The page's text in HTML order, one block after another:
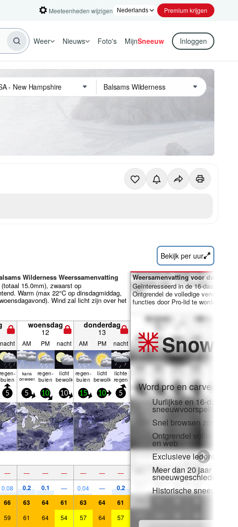
Meeteenheden wijzigen Premium krijgen
Weer Nieuws Foto's MijnSneeuw Inloggen
Bekijk per uur
Wilderness Weerssamenvatting
15.0mm), zwaarst op
Warm (max 22°C op dinsdagmiddag,
Wind zal licht zijn over het
woensdag
12
donderdag
13
nacht AM PM nacht AM PM nacht
regen­
buien
kans
onweer
regen­
buien
licht
bewolkt
regen­
buien
licht
bewolkt
lichte
regen
5 5 10 10 15 10 5
— — — — — — —
0.08 0.2 0.1 — 0.04 — 0.2
66 63 64 61 63 64 61
59 61 64 54 57 64 57
Weersamenvatting voor dagen 7-
Geïnteresseerd in de 16-daagse
Ontgrendel de volledige
functies door Pro-lid te worden.
Snow
Word pro en carve uit:
Uurlijkse en 16-daagse
sneeuwvoorspellingen
Snel browsen zonder
Ontgrendel volledige
en web
Exclusieve
Meer dan 20 jaar
sneeuwgeschiedenis
Historische